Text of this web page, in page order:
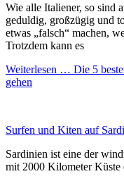
Wie alle Italiener, so sind
geduldig, großzügig und
etwas „falsch“ machen,
Trotzdem kann es
Weiterlesen … Die 5
gehen
Surfen und Kiten auf
Sardinien ist eine der
mit 2000 Kilometer Küste